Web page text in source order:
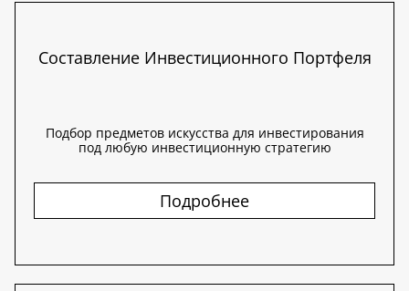
Составление Инвестиционного Портфеля
Подбор предметов искусства для инвестирования
под любую инвестиционную стратегию
Подробнее